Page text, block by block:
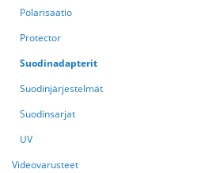
Polarisaatio
Protector
Suodinadapterit
Suodinjärjestelmät
Suodinsarjat
UV
Videovarusteet